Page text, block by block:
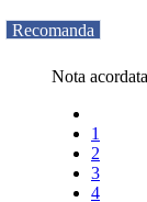
Recomanda
Nota
1
2
3
4